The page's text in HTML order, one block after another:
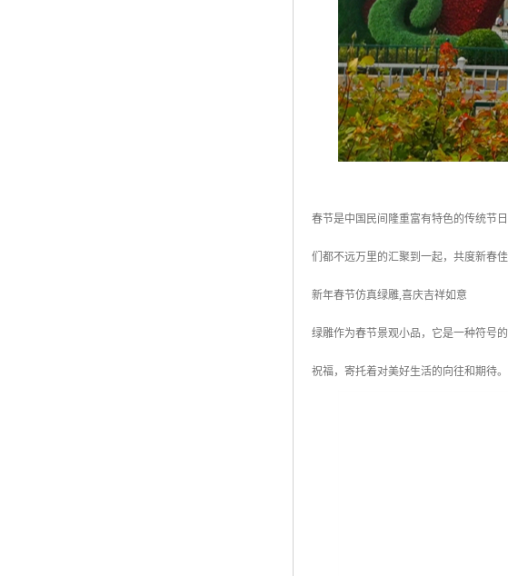
春节是中国民间隆重富有特色的传统节
们都不远万里的汇聚到一起，共度新春佳
新年春节仿真绿雕,喜庆吉祥如意
绿雕作为春节景观小品，它是一种符号
祝福，寄托着对美好生活的向往和期待。